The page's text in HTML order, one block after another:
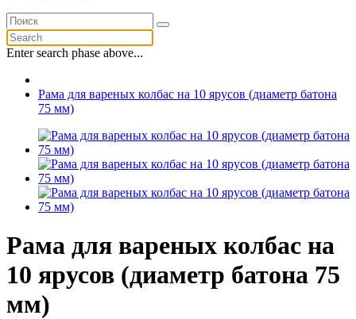
Enter search phase above...
Рама для вареных колбас на 10 ярусов (диаметр батона
75 мм)
Рама для вареных колбас на
10 ярусов (диаметр батона 75
мм)